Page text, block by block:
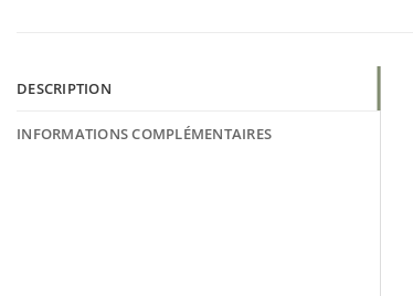
DESCRIPTION
INFORMATIONS COMPLÉMENTAIRES